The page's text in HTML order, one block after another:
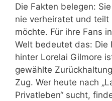
Die Fakten belegen:
nie verheiratet und
möchte. Für ihre Fans
Welt bedeutet das: Die
hinter Lorelai Gilmore
gewählte
Zug. Wer heute nach
Privatleben“ sucht,